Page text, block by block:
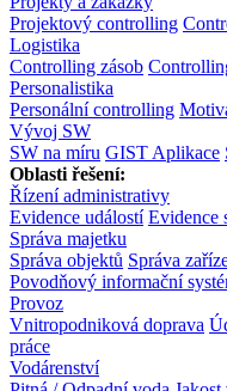
Projektový controlling
Logistika
Controlling zásob
Personalistika
Personální controlling
Vývoj SW
SW na míru GIST Aplikace
Oblasti řešení:
Řízení administrativy
Evidence událostí Evidence
Správa majetku
Správa objektů Správa
Povodňový informační
Provoz
Vnitropodniková doprava
práce
Vodárenství